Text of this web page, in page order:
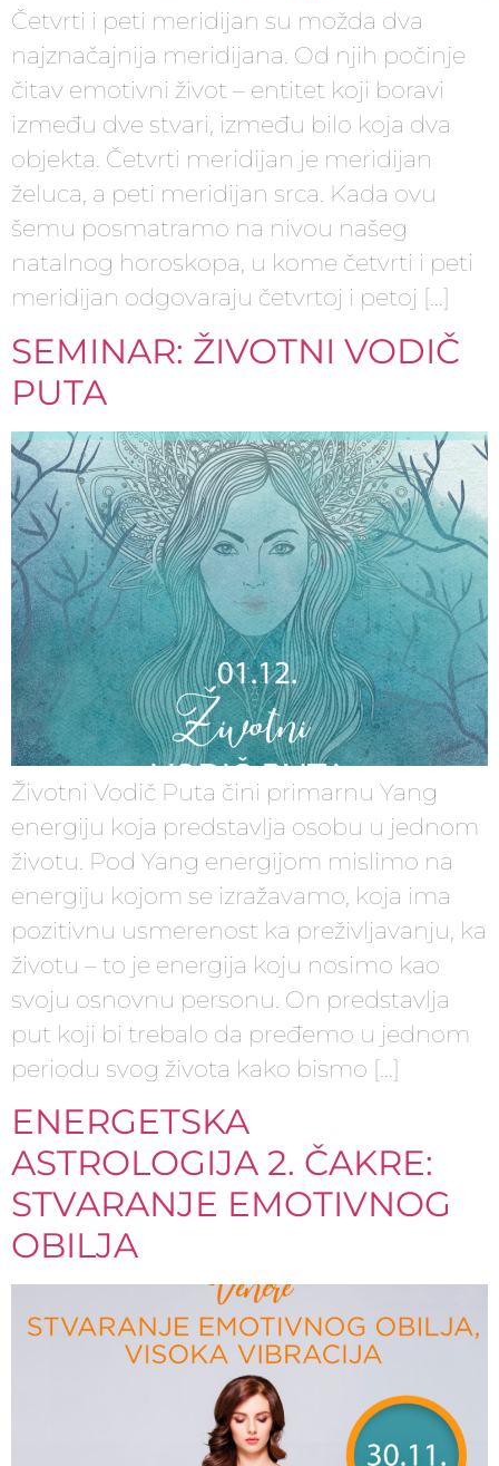
Četvrti i peti meridijan su možda dva
najznačajnija meridijana. Od njih počinje
čitav emotivni život – entitet koji boravi
između dve stvari, između bilo koja dva
objekta. Četvrti meridijan je meridijan
želuca, a peti meridijan srca. Kada ovu
šemu posmatramo na nivou našeg
natalnog horoskopa, u kome četvrti i peti
meridijan odgovaraju četvrtoj i petoj […]
SEMINAR: ŽIVOTNI VODIČ
PUTA
Životni Vodič Puta čini primarnu Yang
energiju koja predstavlja osobu u jednom
životu. Pod Yang energijom mislimo na
energiju kojom se izražavamo, koja ima
pozitivnu usmerenost ka preživljavanju, ka
životu – to je energija koju nosimo kao
svoju osnovnu personu. On predstavlja
put koji bi trebalo da pređemo u jednom
periodu svog života kako bismo […]
ENERGETSKA
ASTROLOGIJA 2. ČAKRE:
STVARANJE EMOTIVNOG
OBILJA